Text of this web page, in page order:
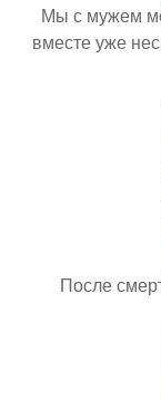
Мы с мужем
вместе уже
После